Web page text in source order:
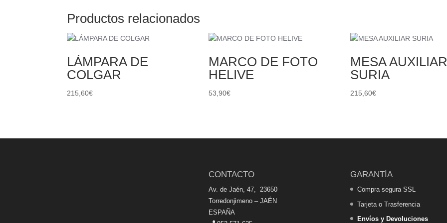
Productos relacionados
LÁMPARA DE
COLGAR
215,60€
MARCO DE FOTO
HELIVE
53,90€
MESA AUXILIAR
SURIA
215,60€
CONTACTO
Av. de Jaén, 47, 23650
Torredonjimeno – JAÉN
ESPAÑA
GARANTÍA
Compra segura SSL
Tarjeta o Trasferencia
Envíos y Devoluciones